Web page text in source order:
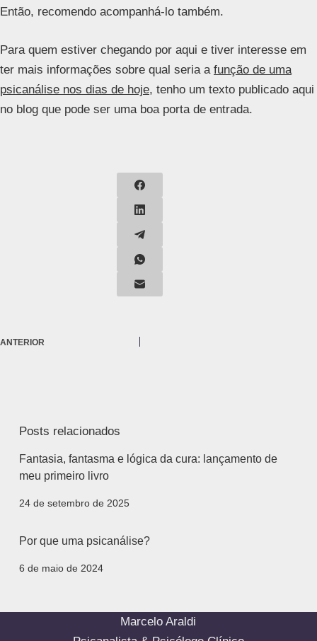
Então, recomendo acompanhá-lo também.
Para quem estiver chegando por aqui e tiver interesse em
ter mais informações sobre qual seria a função de uma
psicanálise nos dias de hoje, tenho um texto publicado aqui
no blog que pode ser uma boa porta de entrada.
ANTERIOR
Posts relacionados
Fantasia, fantasma e lógica da cura: lançamento de
meu primeiro livro
24 de setembro de 2025
Por que uma psicanálise?
6 de maio de 2024
Marcelo Araldi